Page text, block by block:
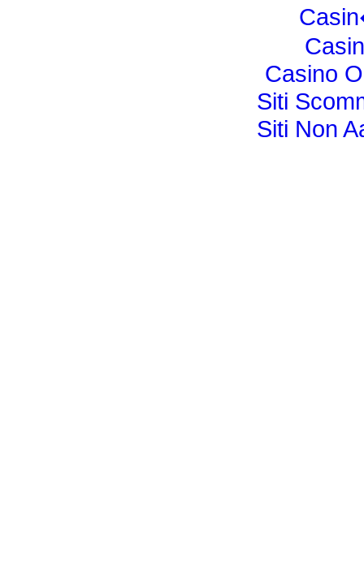
Casino
Siti
Siti Non